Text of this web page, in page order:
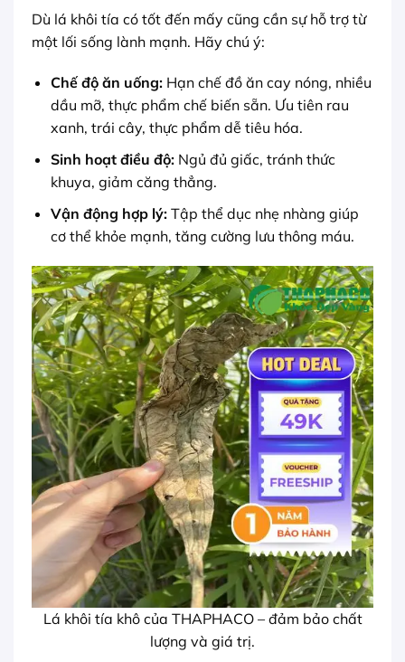
Dù lá khôi tía có tốt đến mấy cũng cần sự hỗ trợ từ
một lối sống lành mạnh. Hãy chú ý:
Chế độ ăn uống:Hạn chế đồ ăn cay nóng, nhiều
dầu mỡ, thực phẩm chế biến sẵn. Ưu tiên rau
xanh, trái cây, thực phẩm dễ tiêu hóa.
Sinh hoạt điều độ:Ngủ đủ giấc, tránh thức
khuya, giảm căng thẳng.
Vận động hợp lý:Tập thể dục nhẹ nhàng giúp
cơ thể khỏe mạnh, tăng cường lưu thông máu.
Lá khôi tía khô của THAPHACO – đảm bảo chất
lượng và giá trị.